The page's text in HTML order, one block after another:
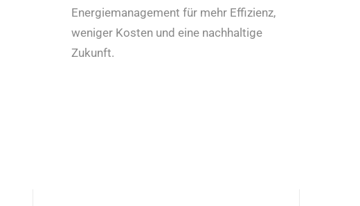
Energiemanagement für mehr Effizienz,
weniger Kosten und eine nachhaltige
Zukunft.